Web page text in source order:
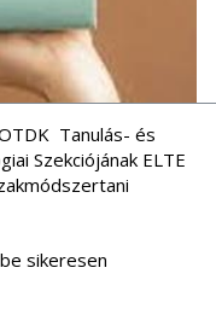
Tanulás- és
Szekciójának ELTE
sikeresen